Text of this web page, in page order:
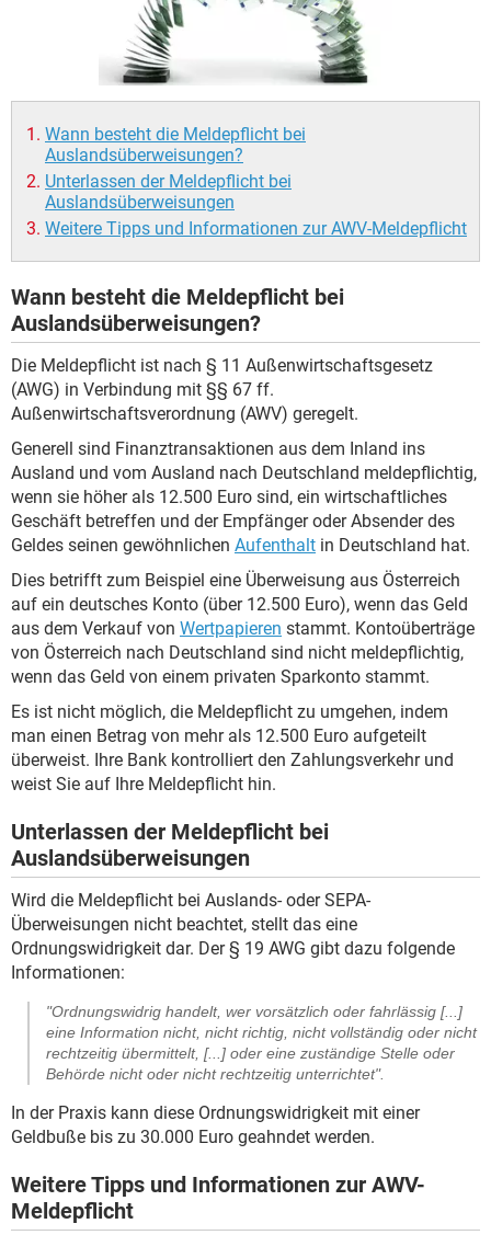
Wann besteht die Meldepflicht bei
Auslandsüberweisungen?
Unterlassen der Meldepflicht bei
Auslandsüberweisungen
Weitere Tipps und Informationen zur AWV-Meldepflicht
Wann besteht die Meldepflicht bei
Auslandsüberweisungen?
Die Meldepflicht ist nach § 11 Außenwirtschaftsgesetz
(AWG) in Verbindung mit §§ 67 ff.
Außenwirtschaftsverordnung (AWV) geregelt.
Generell sind Finanztransaktionen aus dem Inland ins
Ausland und vom Ausland nach Deutschland meldepflichtig,
wenn sie höher als 12.500 Euro sind, ein wirtschaftliches
Geschäft betreffen und der Empfänger oder Absender des
Geldes seinen gewöhnlichen Aufenthalt in Deutschland hat.
Dies betrifft zum Beispiel eine Überweisung aus Österreich
auf ein deutsches Konto (über 12.500 Euro), wenn das Geld
aus dem Verkauf von Wertpapieren stammt. Kontoüberträge
von Österreich nach Deutschland sind nicht meldepflichtig,
wenn das Geld von einem privaten Sparkonto stammt.
Es ist nicht möglich, die Meldepflicht zu umgehen, indem
man einen Betrag von mehr als 12.500 Euro aufgeteilt
überweist. Ihre Bank kontrolliert den Zahlungsverkehr und
weist Sie auf Ihre Meldepflicht hin.
Unterlassen der Meldepflicht bei
Auslandsüberweisungen
Wird die Meldepflicht bei Auslands- oder SEPA-
Überweisungen nicht beachtet, stellt das eine
Ordnungswidrigkeit dar. Der § 19 AWG gibt dazu folgende
Informationen:
"Ordnungswidrig handelt, wer vorsätzlich oder fahrlässig [...]
eine Information nicht, nicht richtig, nicht vollständig oder nicht
rechtzeitig übermittelt, [...] oder eine zuständige Stelle oder
Behörde nicht oder nicht rechtzeitig unterrichtet".
In der Praxis kann diese Ordnungswidrigkeit mit einer
Geldbuße bis zu 30.000 Euro geahndet werden.
Weitere Tipps und Informationen zur AWV-
Meldepflicht